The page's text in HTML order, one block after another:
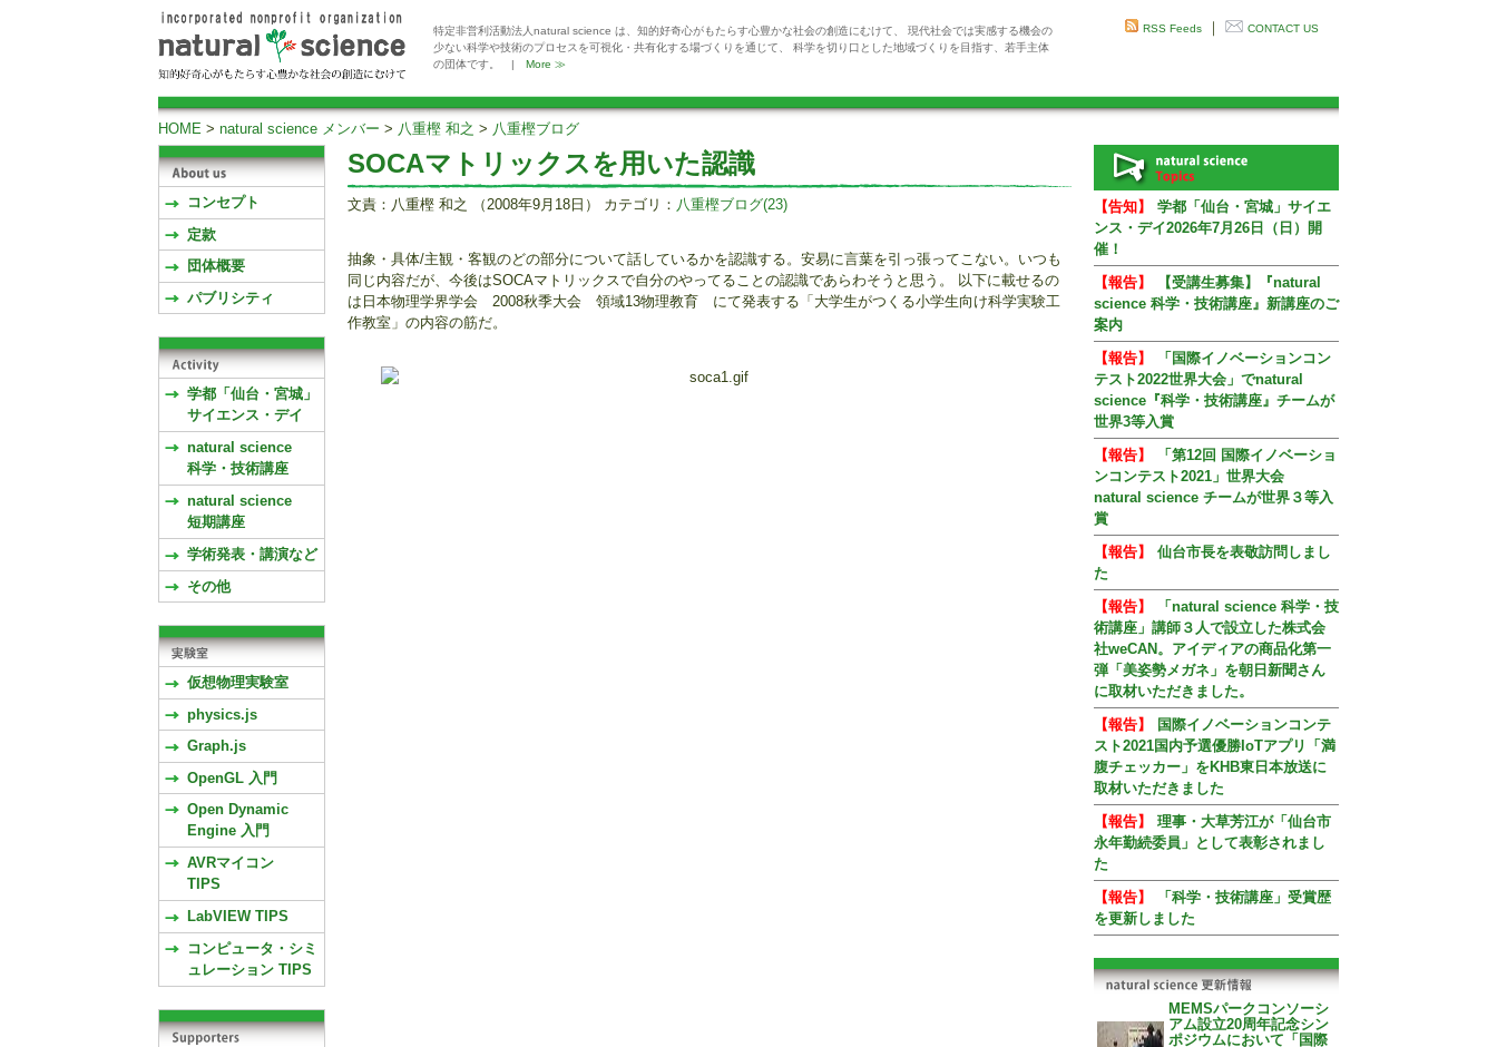
特定非営利活動法人natural science は、知的好奇心がもたらす心豊かな社会の創造にむけて、 現代社会では実感する機会の
少ない科学や技術のプロセスを可視化・共有化する場づくりを通じて、 科学を切り口とした地域づくりを目指す、若手主体
の団体です。 | More ≫
RSS Feeds ｜ CONTACT US
HOME > natural science メンバー > 八重樫 和之 > 八重樫ブログ
SOCAマトリックスを用いた認識
文責：八重樫 和之 （2008年9月18日） カテゴリ： 八重樫ブログ(23)
抽象・具体/主観・客観のどの部分について話しているかを認識する。安易に言葉を引っ張ってこない。いつも
同じ内容だが、今後はSOCAマトリックスで自分のやってることの認識であらわそうと思う。 以下に載せるの
は日本物理学界学会 2008秋季大会 領域13物理教育 にて発表する「大学生がつくる 小学生向け科学実験工
作教室」の内容の筋だ。
コンセプト
定款
団体概要
パブリシティ
学都「仙台・宮城」
サイエンス・デイ
natural science
科学・技術講座
natural science
短期講座
学術発表・講演など
その他
仮想物理実験室
physics.js
Graph.js
OpenGL 入門
Open Dynamic
Engine 入門
AVRマイコン
TIPS
LabVIEW TIPS
コンピュータ・シミ
ュレーション TIPS
【告知】
学都「仙台・宮城」サイエ
ンス・デイ2026年7月26日（日）開
催！
【報告】
【受講生募集】『natural
science 科学・技術講座』新講座のご
案内
【報告】
「国際イノベーションコン
テスト2022世界大会」でnatural
science『科学・技術講座』チームが
世界3等入賞
【報告】
「第12回 国際イノベーショ
ンコンテスト2021」世界大会
natural science チームが世界３等入
賞
【報告】
仙台市長を表敬訪問しまし
た
【報告】
「natural science 科学・技
術講座」講師３人で設立した株式会
社weCAN。アイディアの商品化第一
弾「美姿勢メガネ」を朝日新聞さん
に取材いただきました。
【報告】
国際イノベーションコンテ
スト2021国内予選優勝IoTアプリ「満
腹チェッカー」をKHB東日本放送に
取材いただきました
【報告】
理事・大草芳江が「仙台市
永年勤続委員」として表彰されまし
た
【報告】
「科学・技術講座」受賞歴
を更新しました
MEMSパークコンソーシ
アム設立20周年記念シン
ポジウムにおいて「国際